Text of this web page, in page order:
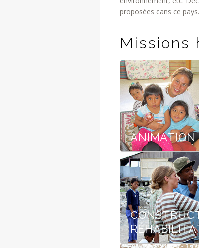
proposées dans ce pays.
Missions
ANIMATION